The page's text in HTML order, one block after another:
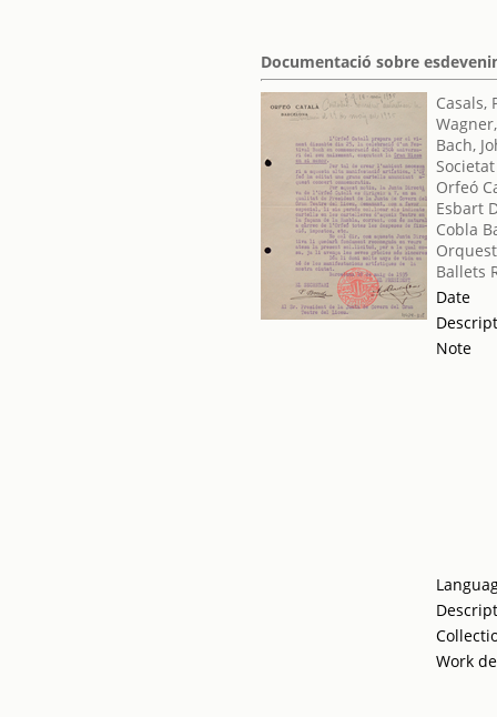
Documentació sobre
Casals,
Bach,
Orfeó
Esbart
Cobla
Ballets
Date
Note
Work